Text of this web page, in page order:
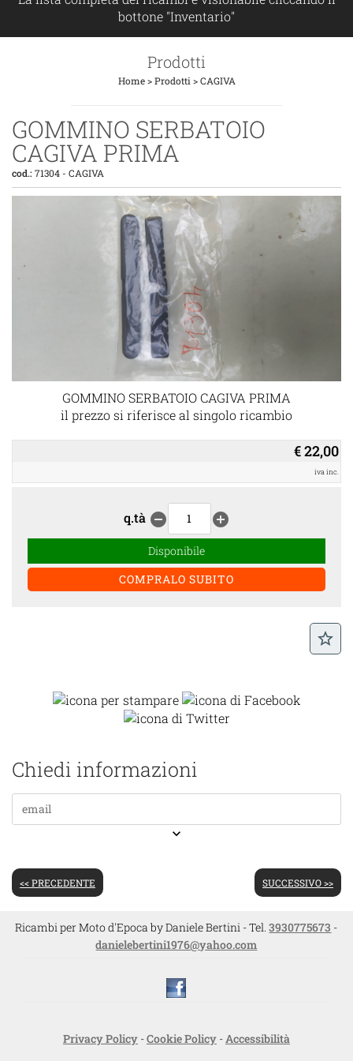
bottone "Inventario"
Prodotti
Home>Prodotti >CAGIVA
GOMMINO SERBATOIO
CAGIVA PRIMA
cod.:71304 - CAGIVA
GOMMINO SERBATOIO CAGIVA PRIMA
il prezzo si riferisce al singolo ricambio
€ 22,00
iva inc.
q.tà remove_circle add_circle
Disponibile
star_border
Chiedi informazioni
keyboard_arrow_down
<< PRECEDENTE SUCCESSIVO >>
Ricambi per Moto d'Epoca by Daniele Bertini - Tel.3930775673 -
danielebertini1976@yahoo.com
Privacy Policy-Cookie Policy-Accessibilità